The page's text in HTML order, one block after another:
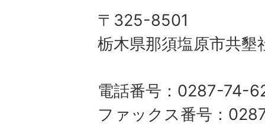
〒325-8501
栃木県那須塩原市共墾
電話番号：0287-74-
ファックス番号：